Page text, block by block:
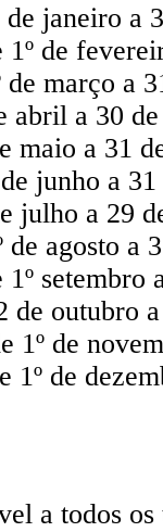
janeiro a
de
março a
abril a 30
maio a 31
junho a
julho a 29
de agosto a
setembro
de outubro
1º de
1º de
a todos